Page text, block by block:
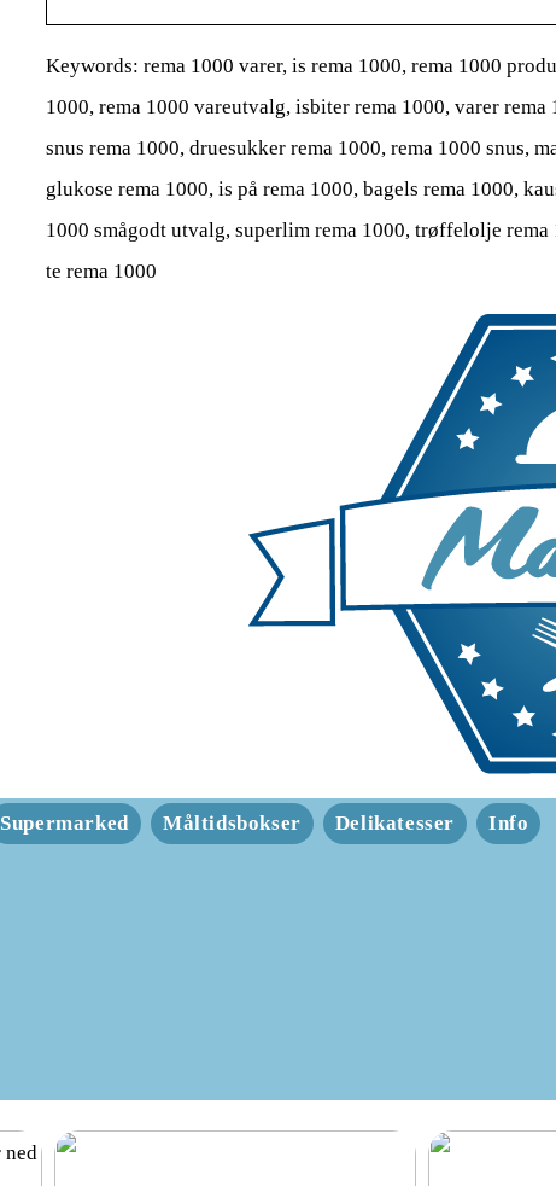
Keywords: rema 1000 varer, is rema 1000, rema 1000
1000, rema 1000 vareutvalg, isbiter rema 1000, varer
snus rema 1000, druesukker rema 1000, rema 1000 snus,
glukose rema 1000, is på rema 1000, bagels rema 1000,
1000 smågodt utvalg, superlim rema 1000, trøffelolje
te rema 1000
Supermarked Måltidsbokser Delikatesser Info